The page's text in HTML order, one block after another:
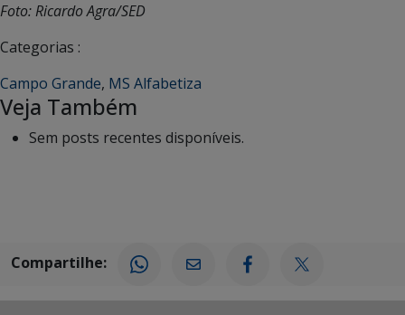
Foto: Ricardo Agra/SED
Categorias :
Campo Grande, MS Alfabetiza
Veja Também
Sem posts recentes disponíveis.
Compartilhe: